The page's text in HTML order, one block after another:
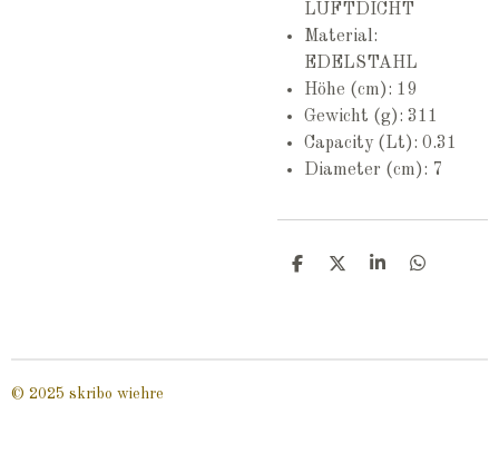
LUFTDICHT
Material:
EDELSTAHL
Höhe (cm): 19
Gewicht (g): 311
Capacity (Lt): 0.31
Diameter (cm): 7
T
n
T
n
T
n
T
n
© 2025 skribo wiehre